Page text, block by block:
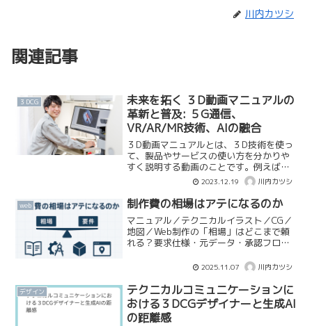
川内カツシ
関連記事
３DCG
未来を拓く ３D動画マニュアルの
革新と普及: ５G通信、
VR/AR/MR技術、AIの融合
３D動画マニュアルとは、３D技術を使っ
て、製品やサービスの使い方を分かりや
すく説明する動画のことです。例えば、
家電や自動車の操作方法、医療機器や工
具の使用方法、ゲームやアプリの操作方
法などがあります。３D動画マニュアル
は、視覚的にインパクト...
2023.12.19 川内カツシ
web 制作費の相場はアテになるのか
マニュアル／テクニカルイラスト／CG／
地図／Web制作の「相場」はどこまで頼
れる？要求仕様・元データ・承認フロー
るチェックリストを解説。
2025.11.07 川内カツシ
デザイン
テクニカルコミュニケーションに
おける３DCGデザイナーと生成AI
の距離感